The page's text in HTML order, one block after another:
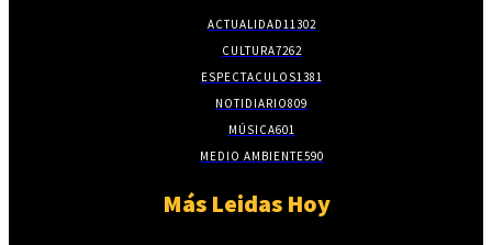
ACTUALIDAD11302
CULTURA7262
ESPECTACULOS1381
NOTIDIARIO809
MÚSICA601
MEDIO AMBIENTE590
Más Leidas Hoy